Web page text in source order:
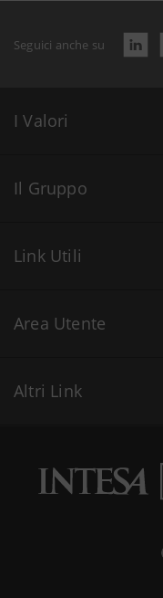
Seguici anche su
I Valori
Il Gruppo
Link Utili
Area Utente
Altri Link